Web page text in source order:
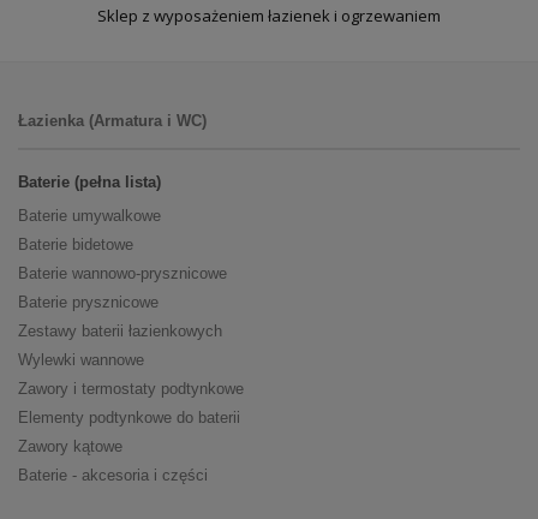
Sklep z wyposażeniem łazienek i ogrzewaniem
Łazienka (Armatura i WC)
Baterie (pełna lista)
Baterie umywalkowe
Baterie bidetowe
Baterie wannowo-prysznicowe
Baterie prysznicowe
Zestawy baterii łazienkowych
Wylewki wannowe
Zawory i termostaty podtynkowe
Elementy podtynkowe do baterii
Zawory kątowe
Baterie - akcesoria i części